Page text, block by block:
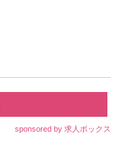
sponsored by 求人ボックス